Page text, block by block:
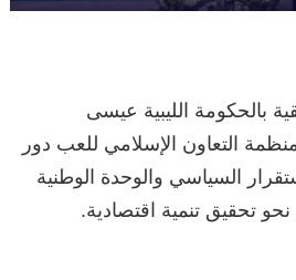
بالحكومة الليبية عيسى
التعاون الإسلامي للعب دور
السياسي والوحدة الوطنية
تحقيق تنمية اقتصادية.